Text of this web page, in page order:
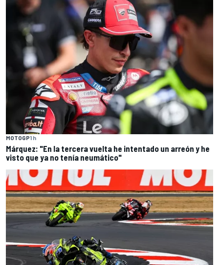
MOTOGP1 h
Márquez: "En la tercera vuelta he intentado un arreón y he
visto que ya no tenía neumático"